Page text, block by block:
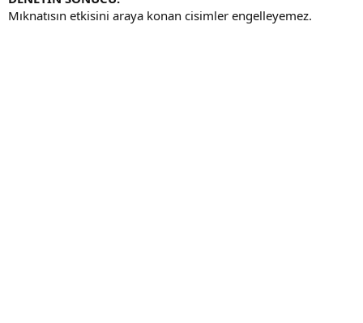
Mıknatısın etkisini araya konan cisimler engelleyemez.